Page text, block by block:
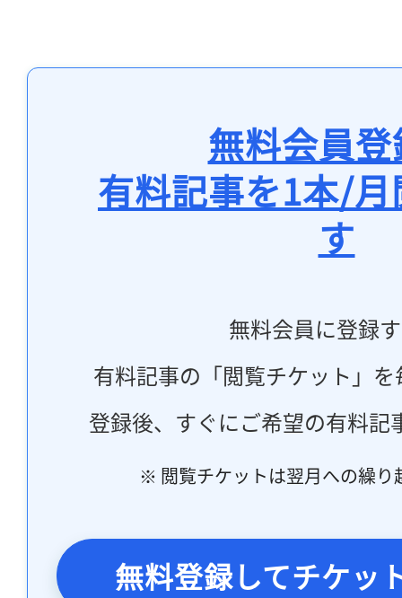
無料会員
有料記事を1本/
す
無料会員に登録
有料記事の「閲覧チケット」
登録後、すぐにご希望の有料記
※ 閲覧チケットは翌月への繰り
無料登録してチケッ